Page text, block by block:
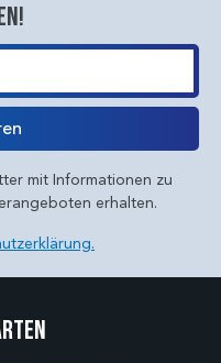
mit Informationen zu
erhalten.